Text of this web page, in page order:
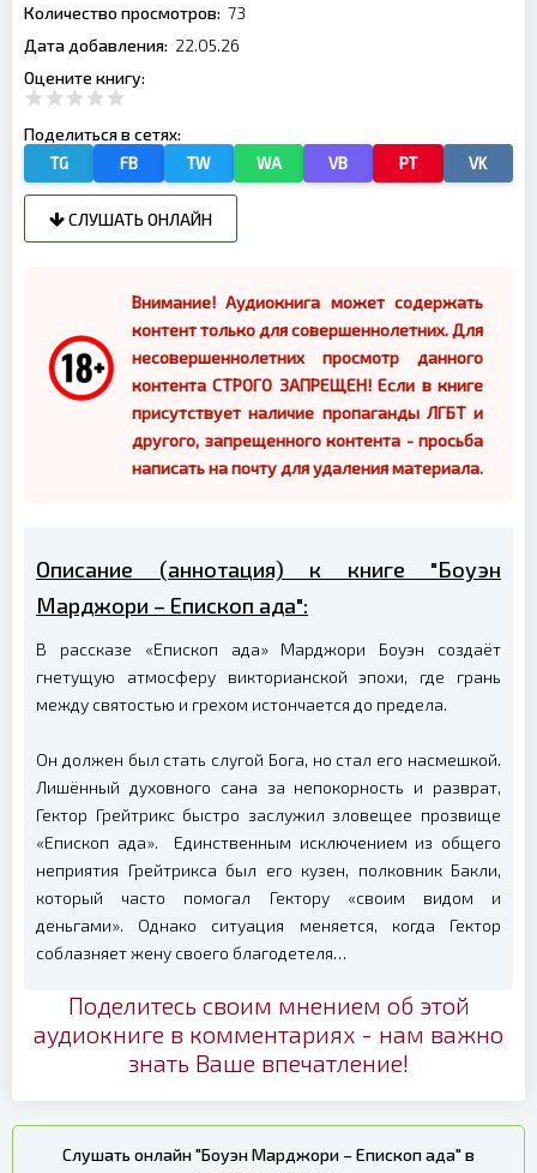
Количество просмотров: 73
Дата добавления: 22.05.26
Оцените книгу:
Поделиться в сетях:
TG FB TW WA VB PT VK
СЛУШАТЬ ОНЛАЙН
Внимание! Аудиокнига может содержать
контент только для совершеннолетних. Для
несовершеннолетних просмотр данного
контента СТРОГО ЗАПРЕЩЕН! Если в книге
присутствует наличие пропаганды ЛГБТ и
другого, запрещенного контента - просьба
написать на почту для удаления материала.
Описание (аннотация) к книге "Боуэн
Марджори – Епископ ада":
В рассказе «Епископ ада» Марджори Боуэн создаёт
гнетущую атмосферу викторианской эпохи, где грань
между святостью и грехом истончается до предела.
Он должен был стать слугой Бога, но стал его насмешкой.
Лишённый духовного сана за непокорность и разврат,
Гектор Грейтрикс быстро заслужил зловещее прозвище
«Епископ ада». Единственным исключением из общего
неприятия Грейтрикса был его кузен, полковник Бакли,
который часто помогал Гектору «своим видом и
деньгами». Однако ситуация меняется, когда Гектор
соблазняет жену своего благодетеля…
Поделитесь своим мнением об этой
аудиокниге в комментариях - нам важно
знать Ваше впечатление!
Слушать онлайн "Боуэн Марджори – Епископ ада" в